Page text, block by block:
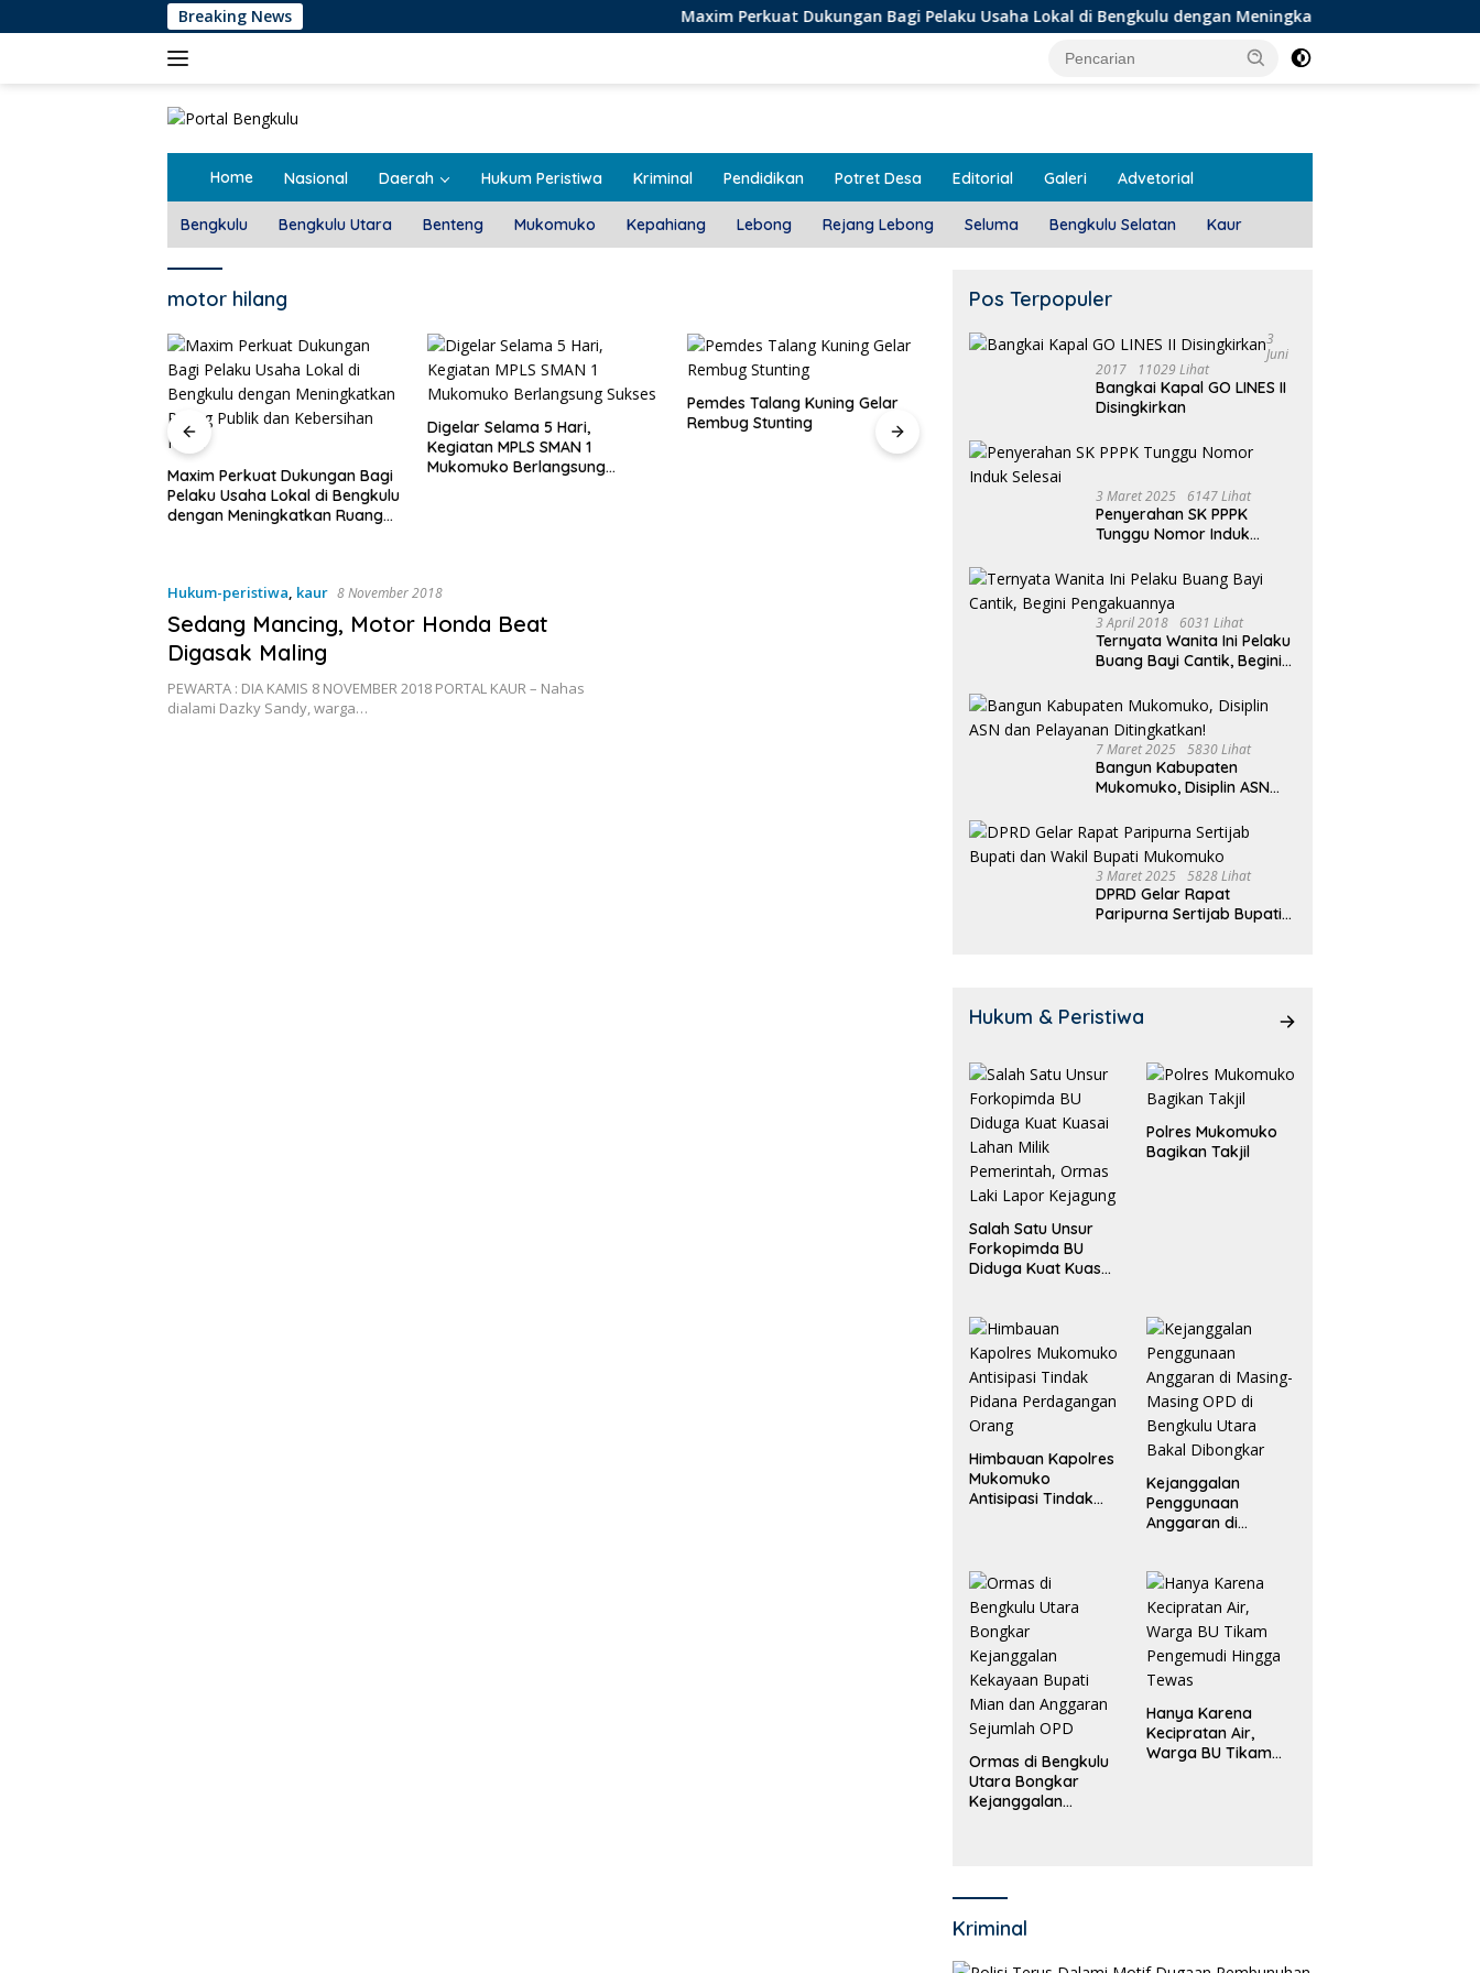
ke
Breaking News Maxim Perkuat Dukungan Bagi Pelaku Usaha Lokal di Bengkulu dengan Meningkatkan Ruang Publik dan Kebersihan
Home Nasional Daerah Hukum Peristiwa Kriminal Pendidikan Potret Desa Editorial Galeri Advetorial
Bengkulu Bengkulu Utara Benteng Mukomuko Kepahiang Lebong Rejang Lebong Seluma Bengkulu Selatan Kaur
motor hilang
Digelar Selama 5 Hari,
Kegiatan MPLS SMAN 1
Mukomuko Berlangsung
Sukses
Pemdes Talang Kuning Gelar
Rembug Stunting
Door To Door, 3 KPM Desa
Mekar Jaya Terima BLT-DD!
SMAN I Mukomuko Saling
Beradu Kemampuan!
Salurkan BLT-DD Door To
Hukum-peristiwa kaur 8 November 2018
Sedang Mancing, Motor Honda Beat
Digasak Maling
PEWARTA : DIA KAMIS 8 NOVEMBER 2018 PORTAL KAUR – Nahas
dialami Dazky Sandy, warga…
Pos Terpopuler
3
Juni
2017
11029 Lihat
Bangkai Kapal GO LINES II
Disingkirkan
3 Maret 2025 6147 Lihat
Penyerahan SK PPPK
Tunggu Nomor Induk
3 April 2018 6031 Lihat
Ternyata Wanita Ini Pelaku
Buang Bayi Cantik, Begini
7 Maret 2025 5830 Lihat
Bangun Kabupaten
Mukomuko, Disiplin ASN
Ditingkatkan!
3 Maret 2025 5828 Lihat
DPRD Gelar Rapat
Paripurna Sertijab Bupati
Hukum & Peristiwa
Salah Satu Unsur
Forkopimda BU
Diduga Kuat Kuasai
Laki Lapor
Kejagung
Polres Mukomuko
Bagikan Takjil
Himbauan Kapolres
Mukomuko
Antisipasi Tindak
Kejanggalan
Penggunaan
Anggaran di
Bakal Dibongkar
Ormas di Bengkulu
Utara Bongkar
Kejanggalan
Hanya Karena
Kecipratan Air,
Warga BU Tikam
Kriminal